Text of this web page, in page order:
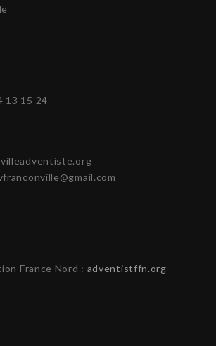
13 15 24
France Nord : adventistffn.org